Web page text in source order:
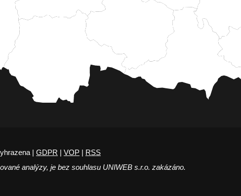
| GDPR | VOP | RSS
analýzy, je bez souhlasu UNIWEB s.r.o. zakázáno.